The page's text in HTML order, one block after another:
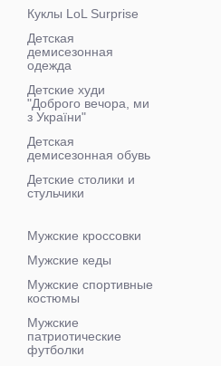
Куклы LoL Surprise
Детская
демисезонная
одежда
Детские худи
"Доброго вечора, ми
з України"
Детская
демисезонная обувь
Детские столики и
стульчики
Мужские кроссовки
Мужские кеды
Мужские спортивные
костюмы
Мужские
патриотические
футболки